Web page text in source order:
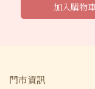
加入購物
門市資訊